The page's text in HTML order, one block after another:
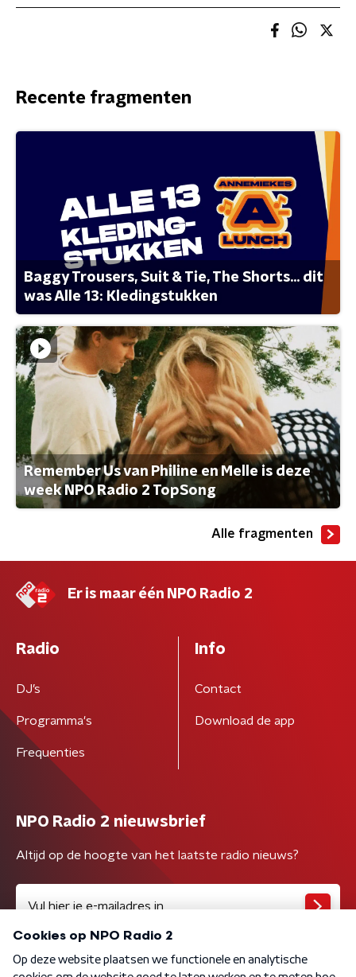
Recente fragmenten
Baggy Trousers, Suit & Tie, The Shorts... dit
was Alle 13: Kledingstukken
Remember Us van Philine en Melle is deze
week NPO Radio 2 TopSong
Alle fragmenten
Er is maar één NPO Radio 2
Radio
DJ’s
Programma's
Frequenties
Info
Contact
Download de app
NPO Radio 2 nieuwsbrief
Altijd op de hoogte van het laatste radio nieuws?